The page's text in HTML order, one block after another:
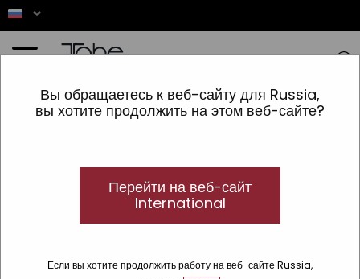
Вы обращаетесь к веб-сайту для Russia,
вы хотите продолжить на этом веб-сайте?
Перейти на веб-сайт
International
Если вы хотите продолжить работу на веб-сайте Russia,
ВОЛОСЫ»Tratamientos especiales» Solución Anti-Caída »Ампулы против
выпадения волос
Ампулы и лосьоны Tahe против выпадения
Откройте для себя наши ампулы и лосьоны против выпадения